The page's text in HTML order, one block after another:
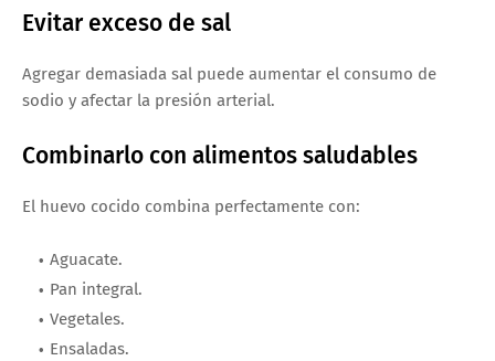
Evitar exceso de sal
Agregar demasiada sal puede aumentar el consumo de
sodio y afectar la presión arterial.
Combinarlo con alimentos saludables
El huevo cocido combina perfectamente con:
Aguacate.
Pan integral.
Vegetales.
Ensaladas.